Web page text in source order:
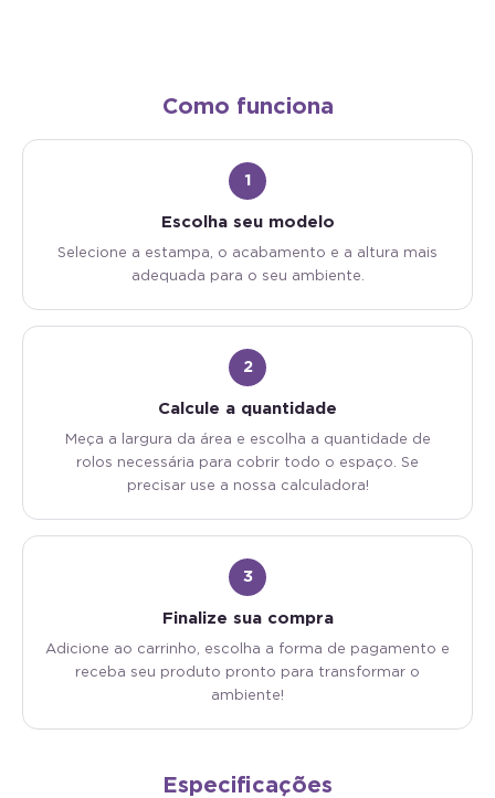
Como funciona
1
Escolha seu modelo
Selecione a estampa, o acabamento e a altura mais
adequada para o seu ambiente.
2
Calcule a quantidade
Meça a largura da área e escolha a quantidade de
rolos necessária para cobrir todo o espaço. Se
precisar use a nossa calculadora!
3
Finalize sua compra
Adicione ao carrinho, escolha a forma de pagamento e
receba seu produto pronto para transformar o
ambiente!
Especificações